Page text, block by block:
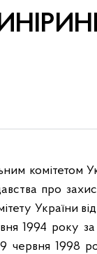
комітетом
про
України від
1994 року
червня 1998